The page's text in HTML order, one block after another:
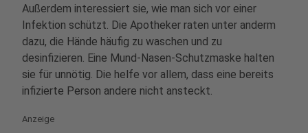
Außerdem interessiert sie, wie man sich vor einer
Infektion schützt. Die Apotheker raten unter anderm
dazu, die Hände häufig zu waschen und zu
desinfizieren. Eine Mund-Nasen-Schutzmaske halten
sie für unnötig. Die helfe vor allem, dass eine bereits
infizierte Person andere nicht ansteckt.
Anzeige